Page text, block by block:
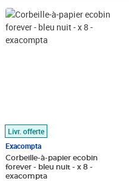
Livr. offerte
Exacompta
Corbeille-à-papier ecobin
forever - bleu nuit - x 8 -
exacompta
Prix 92,58€